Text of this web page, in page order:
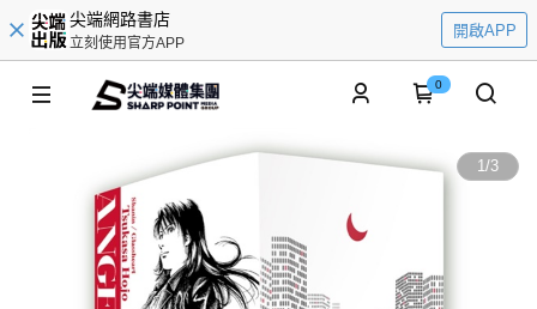
尖端網路書店
立刻使用官方APP
開啟APP
0
1/3